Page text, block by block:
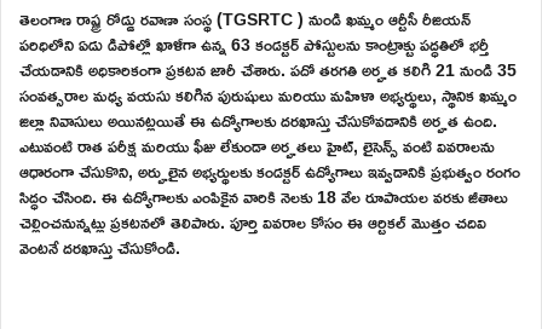
తెలంగాణ రాష్ట్ర రోడ్డు రవాణా సంస్థ (TGSRTC ) నుండి ఖమ్మం ఆర్టీసీ రీజియన్
పరిధిలోని ఏడు డిపోల్లో ఖాళీగా ఉన్న 63 కండక్టర్ పోస్టులను కాంట్రాక్టు పద్ధతిలో భర్తీ
చేయడానికి అధికారికంగా ప్రకటన జారీ చేశారు. పదో తరగతి అర్హత కలిగి 21 నుండి 35
సంవత్సరాల మధ్య వయసు కలిగిన పురుషులు మరియు మహిళా అభ్యర్థులు, స్థానిక ఖమ్మం
జిల్లా నివాసులు అయినట్లయితే ఈ ఉద్యోగాలకు దరఖాస్తు చేసుకోవడానికి అర్హత ఉంది.
ఎటువంటి రాత పరీక్ష మరియు ఫీజు లేకుండా అర్హతలు హైట్, లైసెన్స్ వంటి వివరాలను
ఆధారంగా చేసుకొని, అర్హులైన అభ్యర్థులకు కండక్టర్ ఉద్యోగాలు ఇవ్వడానికి ప్రభుత్వం రంగం
సిద్ధం చేసింది. ఈ ఉద్యోగాలకు ఎంపికైన వారికి నెలకు 18 వేల రూపాయల వరకు జీతాలు
చెల్లించనున్నట్లు ప్రకటనలో తెలిపారు. పూర్తి వివరాల కోసం ఈ ఆర్టికల్ మొత్తం చదివి
వెంటనే దరఖాస్తు చేసుకోండి.